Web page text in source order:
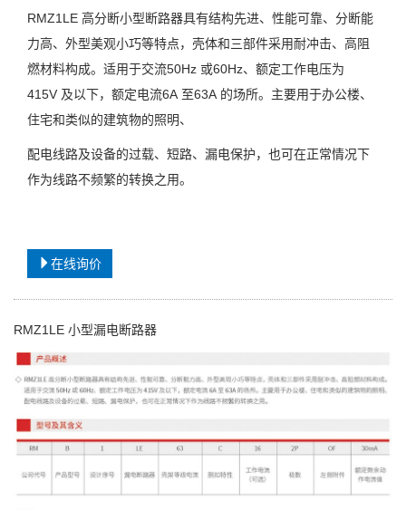
RMZ1LE 高分断小型断路器具有结构先进、性能可靠、分断能
力高、外型美观小巧等特点，壳体和三部件采用耐冲击、高阻
燃材料构成。适用于交流50Hz 或60Hz、额定工作电压为
415V 及以下，额定电流6A 至63A 的场所。主要用于办公楼、
住宅和类似的建筑物的照明、
配电线路及设备的过载、短路、漏电保护，也可在正常情况下
作为线路不频繁的转换之用。
在线询价
RMZ1LE 小型漏电断路器